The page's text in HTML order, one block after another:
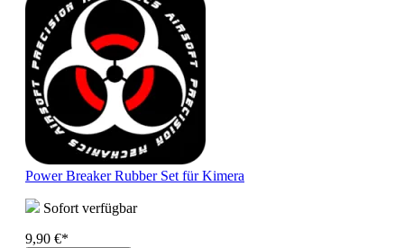
Power Breaker Rubber Set für Kimera
Sofort verfügbar
9,90 €*